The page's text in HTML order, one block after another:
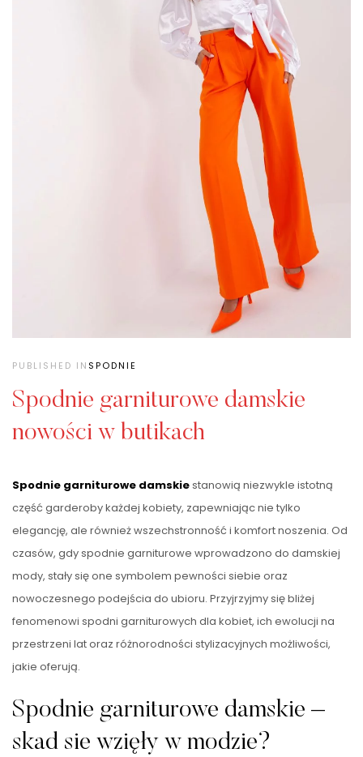
PUBLISHED IN SPODNIE
Spodnie garniturowe damskie
nowości w butikach
Spodnie garniturowe damskiestanowią niezwykle istotną
część garderoby każdej kobiety, zapewniając nie tylko
elegancję, ale również wszechstronność i komfort noszenia. Od
czasów, gdy spodnie garniturowe wprowadzono do damskiej
mody, stały się one symbolem pewności siebie oraz
nowoczesnego podejścia do ubioru. Przyjrzyjmy się bliżej
fenomenowi spodni garniturowych dla kobiet, ich ewolucji na
przestrzeni lat oraz różnorodności stylizacyjnych możliwości,
jakie oferują.
Spodnie garniturowe damskie –
skad sie wzięły w modzie?